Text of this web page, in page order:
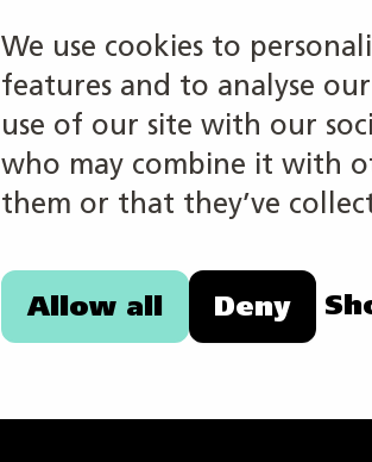
We use cookies to
features and to analyse
use of our site with our
who may combine it with
them or that they’ve
Allow all Deny